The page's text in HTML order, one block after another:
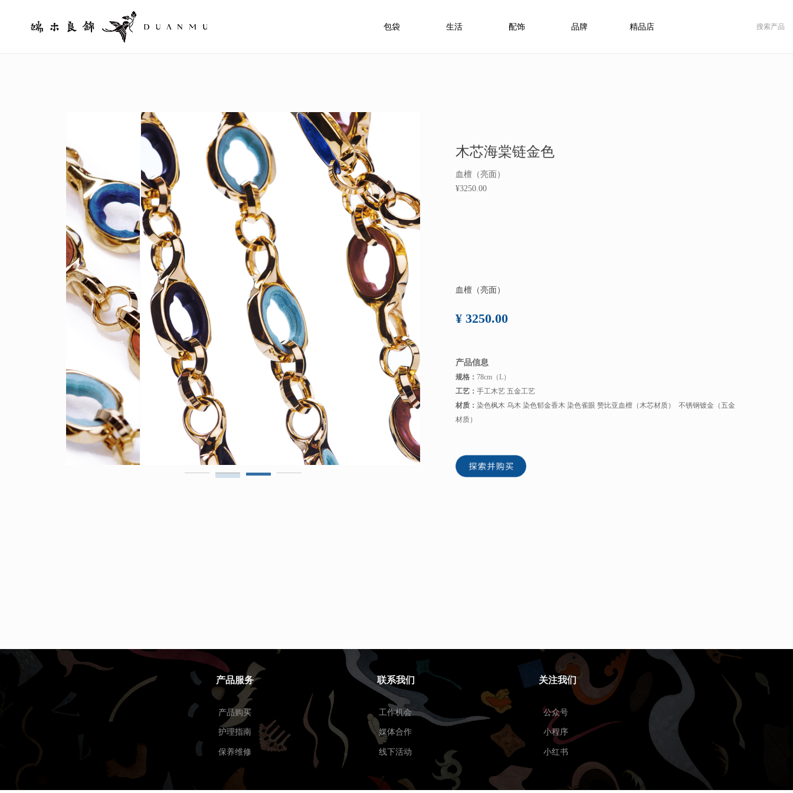
包袋 生活 配饰 品牌 精品店
木芯海棠链金色
血檀（亮面）
¥3250.00
血檀（亮面）
¥ 3250.00
产品信息
规格： 78cm（L）
工艺： 手工木艺 五金工艺
材质： 染色枫木 乌木 染色郁金香木 染色雀眼 赞比亚血檀（木芯材质） 不锈钢镀金（五金
材质）
产品服务 联系我们 关注我们
产品购买
护理指南
保养维修
公众号
小程序
小红书
工作机会
媒体合作
线下活动